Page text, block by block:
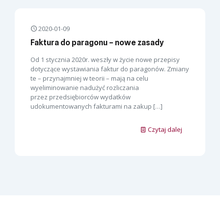
2020-01-09
Faktura do paragonu – nowe zasady
Od 1 stycznia 2020r. weszły w życie nowe przepisy
dotyczące wystawiania faktur do paragonów. Zmiany
te – przynajmniej w teorii – mają na celu
wyeliminowanie nadużyć rozliczania
przez przedsiębiorców wydatków
udokumentowanych fakturami na zakup […]
Czytaj dalej